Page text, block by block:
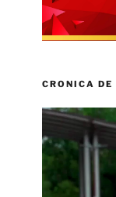
CRONICA DE
Reproductor
vídeo